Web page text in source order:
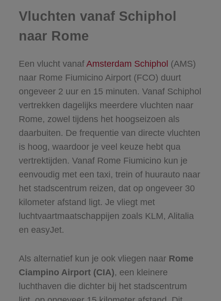
Vluchten vanaf Schiphol
naar Rome
Een vlucht vanaf Amsterdam Schiphol (AMS)
naar Rome Fiumicino Airport (FCO) duurt
ongeveer 2 uur en 15 minuten. Vanaf Schiphol
vertrekken dagelijks meerdere vluchten naar
Rome, zowel tijdens het hoogseizoen als
daarbuiten. De frequentie van directe vluchten
is hoog, waardoor je veel keuze hebt qua
vertrektijden. Vanaf Rome Fiumicino kun je
eenvoudig met een taxi, trein of huurauto naar
het stadscentrum reizen, dat op ongeveer 30
kilometer afstand ligt. Je vliegt met
luchtvaartmaatschappijen zoals KLM, Alitalia
en easyJet.
Als alternatief kun je ook vliegen naar Rome
Ciampino Airport (CIA), een kleinere
luchthaven die dichter bij het stadscentrum